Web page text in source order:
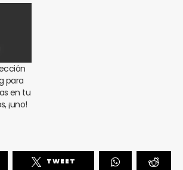
para
en tu
¡uno!
TWEET